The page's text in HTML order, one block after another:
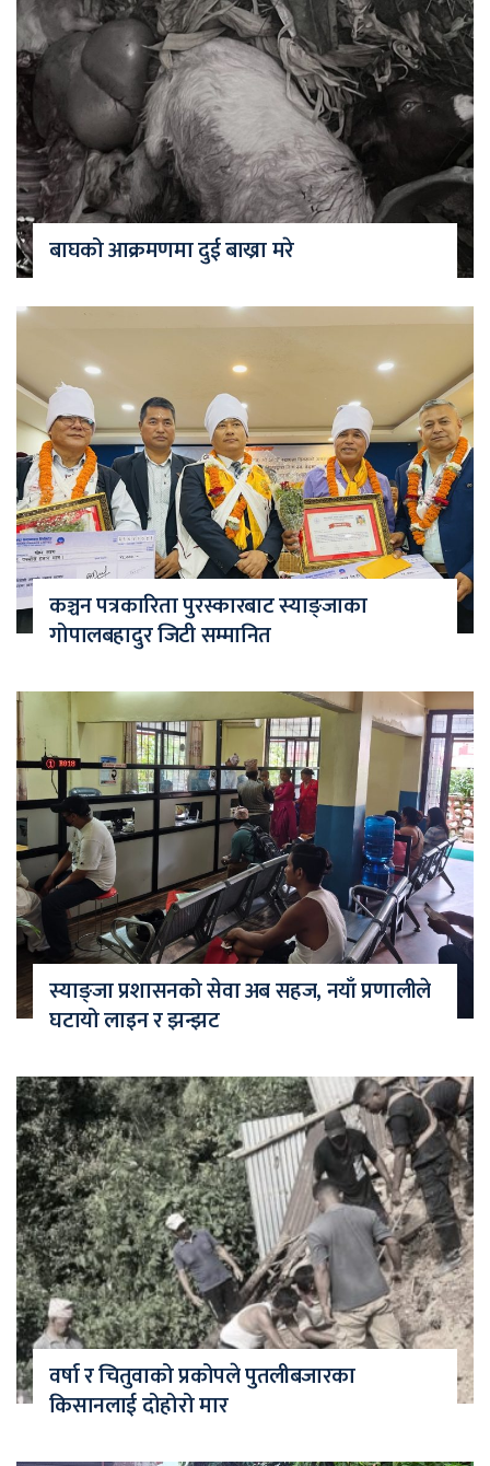
बाघको आक्रमणमा दुई बाख्रा मरे
कञ्चन पत्रकारिता पुरस्कारबाट स्याङ्जाका
गोपालबहादुर जिटी सम्मानित
स्याङ्जा प्रशासनको सेवा अब सहज, नयाँ प्रणालीले
घटायो लाइन र झन्झट
वर्षा र चितुवाको प्रकोपले पुतलीबजारका
किसानलाई दोहोरो मार